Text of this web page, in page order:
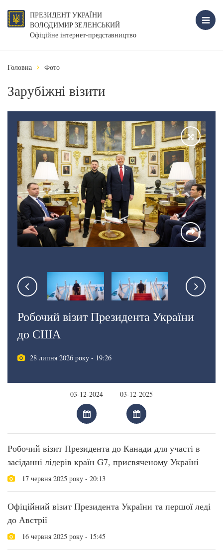
ПРЕЗИДЕНТ УКРАЇНИ
ВОЛОДИМИР ЗЕЛЕНСЬКИЙ
Офіційне інтернет-представництво
Головна Фото
Зарубіжні візити
Робочий візит Президента України
до США
28 липня 2026 року - 19:26
Робочий візит Президента до Канади для участі в
засіданні лідерів країн G7, присвяченому Україні
17 червня 2025 року - 20:13
Офіційний візит Президента України та першої леді
до Австрії
16 червня 2025 року - 15:45